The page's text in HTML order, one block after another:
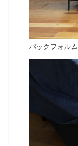
バックフォルム